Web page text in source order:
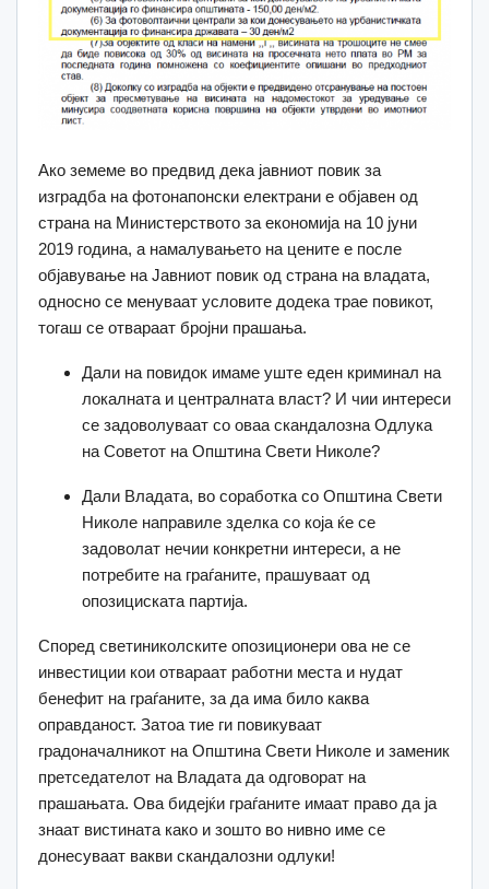
Ако земеме во предвид дека јавниот повик за
изградба на фотонапонски електрани е објавен од
страна на Министерството за економија на 10 јуни
2019 година, а намалувањето на цените е после
објавување на Јавниот повик од страна на владата,
односно се менуваат условите додека трае повикот,
тогаш се отвараат бројни прашања.
Дали на повидок имаме уште еден криминал на
локалната и централната власт? И чии интереси
се задоволуваат со оваа скандалозна Одлука
на Советот на Општина Свети Николе?
Дали Владата, во соработка со Општина Свети
Николе направиле зделка со која ќе се
задоволат нечии конкретни интереси, а не
потребите на граѓаните, прашуваат од
опозициската партија.
Според светиниколските опозиционери ова не се
инвестиции кои отвараат работни места и нудат
бенефит на граѓаните, за да има било каква
оправданост. Затоа тие ги повикуваат
градоначалникот на Општина Свети Николе и заменик
претседателот на Владата да одговорат на
прашањата. Ова бидејќи граѓаните имаат право да ја
знаат вистината како и зошто во нивно име се
донесуваат вакви скандалозни одлуки!